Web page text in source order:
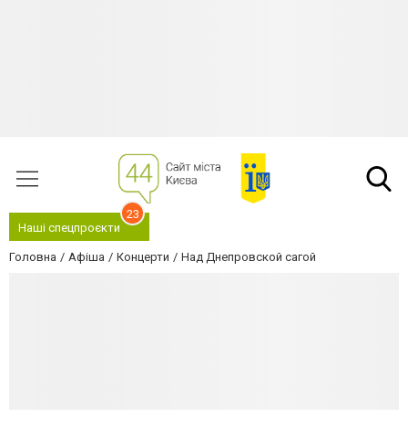
Наші спецпроєкти
23
Головна Афіша Концерти Над Днепровской сагой